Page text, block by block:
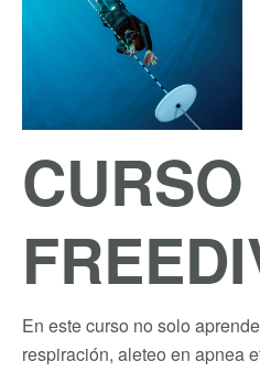
En este curso no solo
respiración, aleteo en apnea